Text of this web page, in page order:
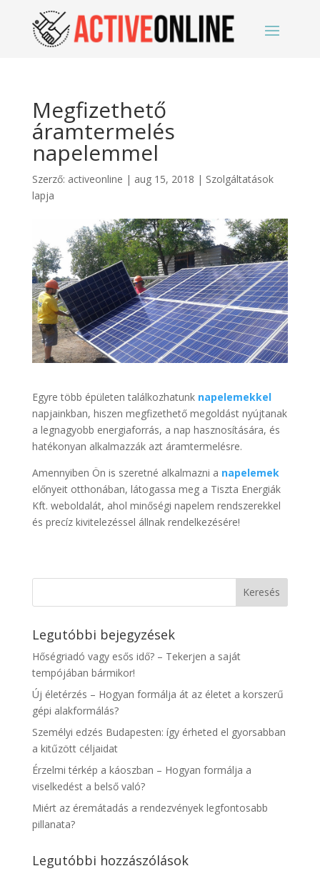
Megfizethető
áramtermelés
napelemmel
Szerző: activeonline | aug 15, 2018 | Szolgáltatások
lapja
Egyre több épületen találkozhatunk napelemekkel
napjainkban, hiszen megfizethető megoldást nyújtanak
a legnagyobb energiaforrás, a nap hasznosítására, és
hatékonyan alkalmazzák azt áramtermelésre.
Amennyiben Ön is szeretné alkalmazni a napelemek
előnyeit otthonában, látogassa meg a Tiszta Energiák
Kft. weboldalát, ahol minőségi napelem rendszerekkel
és precíz kivitelezéssel állnak rendelkezésére!
Legutóbbi bejegyzések
Hőségriadó vagy esős idő? – Tekerjen a saját
tempójában bármikor!
Új életérzés – Hogyan formálja át az életet a korszerű
gépi alakformálás?
Személyi edzés Budapesten: így érheted el gyorsabban
a kitűzött céljaidat
Érzelmi térkép a káoszban – Hogyan formálja a
viselkedést a belső való?
Miért az éremátadás a rendezvények legfontosabb
pillanata?
Legutóbbi hozzászólások